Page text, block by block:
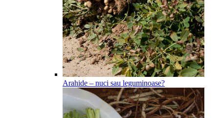
Arahide – nuci sau leguminoase?